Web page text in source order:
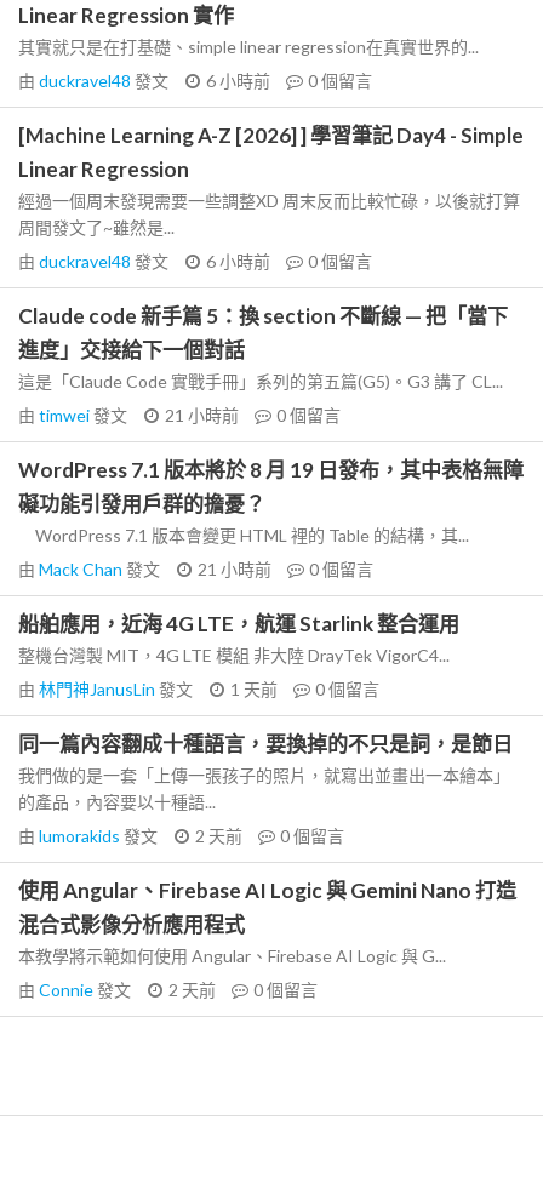
Linear Regression 實作
其實就只是在打基礎、simple linear regression在真實世界的...
由 duckravel48 發文 6 小時前 0個留言
[Machine Learning A-Z [2026] ] 學習筆記 Day4 - Simple
Linear Regression
經過一個周末發現需要一些調整XD 周末反而比較忙碌，以後就打算
周間發文了~雖然是...
由 duckravel48 發文 6 小時前 0個留言
Claude code 新手篇 5：換 section 不斷線 — 把「當下
進度」交接給下一個對話
這是「Claude Code 實戰手冊」系列的第五篇(G5)。G3 講了 CL...
由 timwei發文 21 小時前 0個留言
WordPress 7.1 版本將於 8 月 19 日發布，其中表格無障
礙功能引發用戶群的擔憂？
WordPress 7.1 版本會變更 HTML 裡的 Table 的結構，其...
由 Mack Chan 發文 21 小時前 0個留言
船舶應用，近海 4G LTE，航運 Starlink 整合運用
整機台灣製 MIT，4G LTE 模組 非大陸 DrayTek VigorC4...
由 林門神JanusLin 發文 1 天前 0個留言
同一篇內容翻成十種語言，要換掉的不只是詞，是節日
我們做的是一套「上傳一張孩子的照片，就寫出並畫出一本繪本」
的產品，內容要以十種語...
由 lumorakids 發文 2 天前 0個留言
使用 Angular、Firebase AI Logic 與 Gemini Nano 打造
混合式影像分析應用程式
本教學將示範如何使用 Angular、Firebase AI Logic 與 G...
由 Connie發文 2 天前 0個留言